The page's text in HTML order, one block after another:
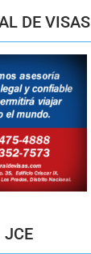
DE VISAS
JCE